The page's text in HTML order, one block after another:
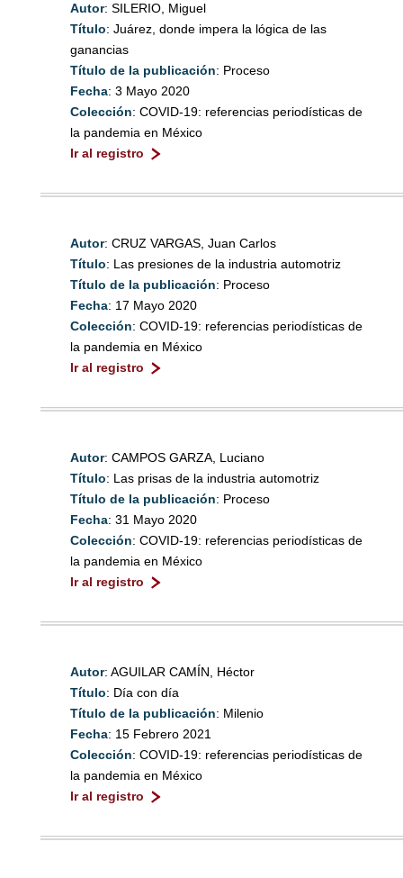
Autor: SILERIO, Miguel
Título: Juárez, donde impera la lógica de las
ganancias
Título de la publicación: Proceso
Fecha: 3 Mayo 2020
Colección: COVID-19: referencias periodísticas de
la pandemia en México
Ir al registro
Autor: CRUZ VARGAS, Juan Carlos
Título: Las presiones de la industria automotriz
Título de la publicación: Proceso
Fecha: 17 Mayo 2020
Colección: COVID-19: referencias periodísticas de
la pandemia en México
Ir al registro
Autor: CAMPOS GARZA, Luciano
Título: Las prisas de la industria automotriz
Título de la publicación: Proceso
Fecha: 31 Mayo 2020
Colección: COVID-19: referencias periodísticas de
la pandemia en México
Ir al registro
Autor: AGUILAR CAMÍN, Héctor
Título: Día con día
Título de la publicación: Milenio
Fecha: 15 Febrero 2021
Colección: COVID-19: referencias periodísticas de
la pandemia en México
Ir al registro